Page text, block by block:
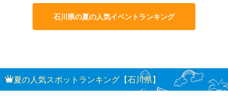
石川県の夏の人気イベントランキング
夏の人気スポットランキング【石川県】